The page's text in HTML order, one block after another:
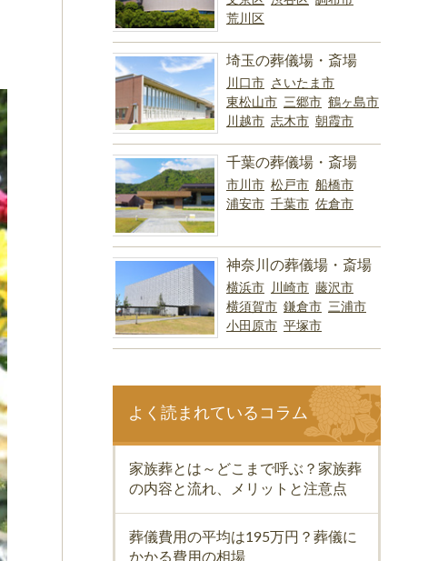
荒川区
埼玉の葬儀場・斎場
川口市 さいたま市
東松山市 三郷市 鶴ヶ島市
川越市 志木市 朝霞市
千葉の葬儀場・斎場
市川市 松戸市 船橋市
浦安市 千葉市 佐倉市
神奈川の葬儀場・斎場
横浜市 川崎市 藤沢市
横須賀市 鎌倉市 三浦市
小田原市 平塚市
よく読まれているコラム
家族葬とは～どこまで呼ぶ？家族葬
の内容と流れ、メリットと注意点
葬儀費用の平均は195万円？葬儀に
かかる費用の相場